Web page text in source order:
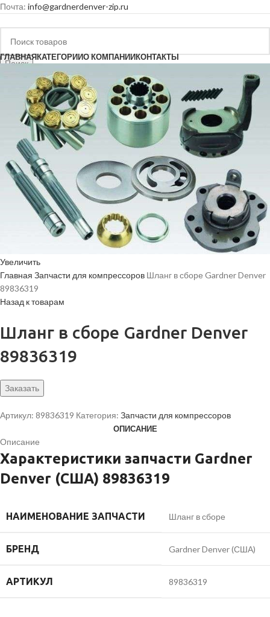
Почта: info@gardnerdenver-zip.ru
Поиск
info@gardnerdenver-zip.ru
ГЛАВНАЯКАТЕГОРИИО КОМПАНИИКОНТАКТЫ
Увеличить
Главная Запчасти для компрессоров Шланг в сборе Gardner Denver
89836319
Назад к товарам
Шланг в сборе Gardner Denver
89836319
Заказать
Артикул: 89836319 Категория: Запчасти для компрессоров
ОПИСАНИЕ
Описание
Характеристики запчасти Gardner
Denver (США) 89836319
НАИМЕНОВАНИЕ ЗАПЧАСТИ Шланг в сборе
БРЕНД Gardner Denver (США)
АРТИКУЛ 89836319